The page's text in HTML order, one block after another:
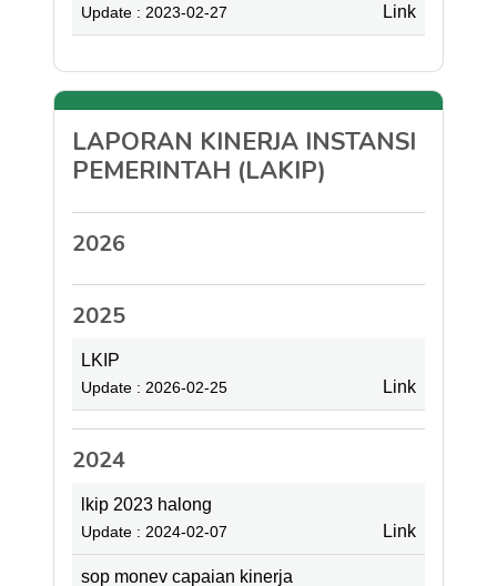
Update : 2023-02-27 Link
LAPORAN KINERJA INSTANSI
PEMERINTAH (LAKIP)
2026
2025
LKIP
Update : 2026-02-25 Link
2024
lkip 2023 halong
Update : 2024-02-07 Link
sop monev capaian kinerja